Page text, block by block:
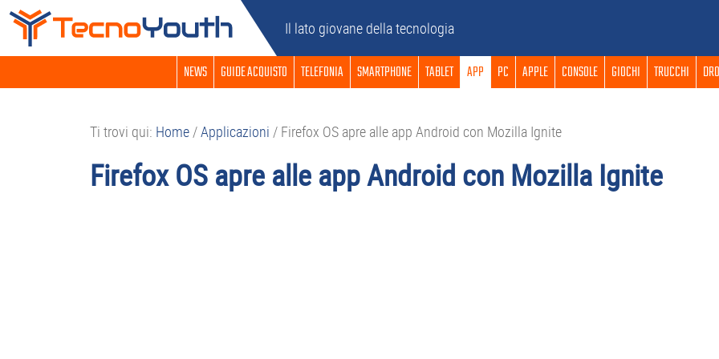
Passa
navigazione
Passa
contenuto
Passa
barra
Passa
piè
Il lato giovane della tecnologia
NEWS GUIDE ACQUISTO TELEFONIA SMARTPHONE TABLET APP PC APPLE CONSOLE GIOCHI TRUCCHI
Ti trovi qui: Home/Applicazioni / Firefox OS apre alle app Android con Mozilla Ignite
Firefox OS apre alle app Android con Mozilla Ignite